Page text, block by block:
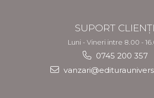
SUPORT CLIENȚI
Luni - Vineri intre 8.00 -
0745 200 357